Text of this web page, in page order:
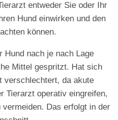
entweder Sie oder Ihr
Hund einwirken und den
können.
Hund nach je nach Lage
Mittel gespritzt. Hat sich
verschlechtert, da akute
Tierarzt operativ eingreifen,
Das erfolgt in der